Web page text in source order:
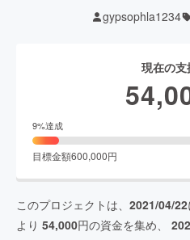
gypsophla1234
現在の
9%達成
目標金額600,000円
このプロジェクトは、 2021/04/22
より 54,000円の資金を集め、